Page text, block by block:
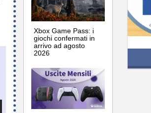
Xbox Game Pass: i
giochi confermati in
arrivo ad agosto
2026